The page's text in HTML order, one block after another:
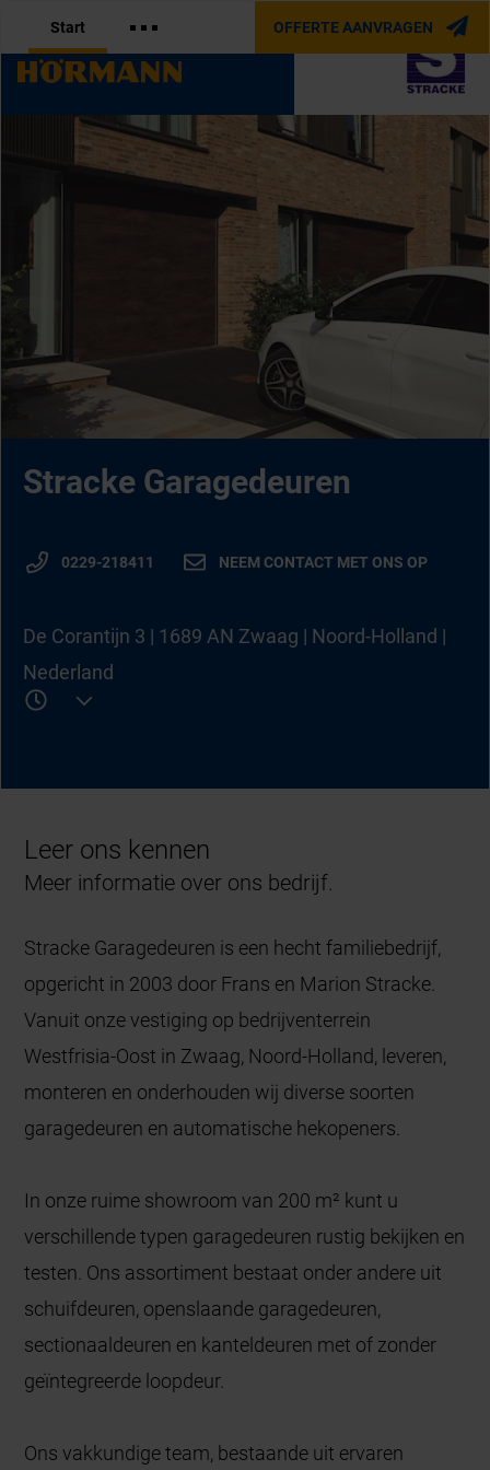
Start OFFERTE AANVRAGEN
OFFICIËLE PARTNER VAN
Stracke Garagedeuren
0229-218411 NEEM CONTACT MET ONS OP
De Corantijn 3 | 1689 AN Zwaag | Noord-Holland |
Nederland
Leer ons kennen
Meer informatie over ons bedrijf.
Stracke Garagedeuren is een hecht familiebedrijf,
opgericht in 2003 door Frans en Marion Stracke.
Vanuit onze vestiging op bedrijventerrein
Westfrisia-Oost in Zwaag, Noord-Holland, leveren,
monteren en onderhouden wij diverse soorten
garagedeuren en automatische hekopeners.
In onze ruime showroom van 200 m² kunt u
verschillende typen garagedeuren rustig bekijken en
testen. Ons assortiment bestaat onder andere uit
schuifdeuren, openslaande garagedeuren,
sectionaaldeuren en kanteldeuren met of zonder
geïntegreerde loopdeur.
Ons vakkundige team, bestaande uit ervaren